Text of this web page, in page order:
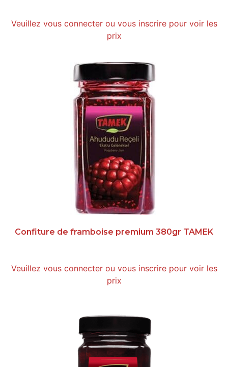
Veuillez vous connecter ou vous inscrire pour voir les
prix
Confiture de framboise premium 380gr TAMEK
Veuillez vous connecter ou vous inscrire pour voir les
prix